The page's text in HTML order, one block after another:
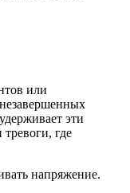
или
эти
где
напряжение.